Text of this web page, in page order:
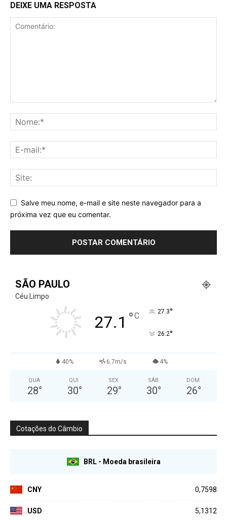
DEIXE UMA RESPOSTA
Salve meu nome, e-mail e site neste navegador para a
próxima vez que eu comentar.
SÃO PAULO
Céu Limpo
27.1 °C 27.3°
26.2°
40% 6.7m/s 4%
QUA
28°
QUI
30°
SEX
29°
SÁB
30°
DOM
26°
Cotações do Câmbio
BRL - Moeda brasileira
CNY 0,7598
USD 5,1312